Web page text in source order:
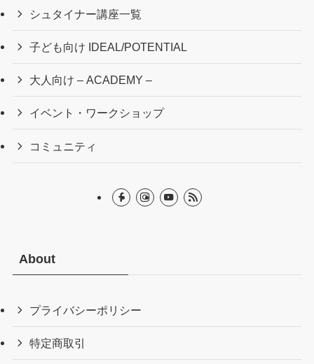
シュタイナー講座一覧
子ども向け IDEAL/POTENTIAL
大人向け – ACADEMY –
イベント・ワークショップ
コミュニティ
About
プライバシーポリシー
特定商取引